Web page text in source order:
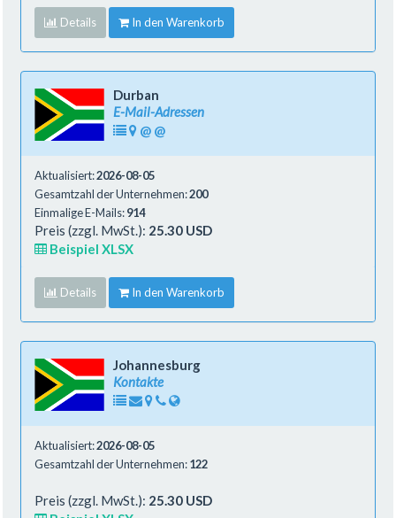
Details In den Warenkorb
Durban
E-Mail-Adressen
@ @
Aktualisiert:2026-08-05
Gesamtzahl der Unternehmen:200
Einmalige E-Mails:914
Preis (zzgl. MwSt.): 25.30 USD
Beispiel XLSX
Details In den Warenkorb
Johannesburg
Kontakte
Aktualisiert:2026-08-05
Gesamtzahl der Unternehmen:122
Preis (zzgl. MwSt.): 25.30 USD